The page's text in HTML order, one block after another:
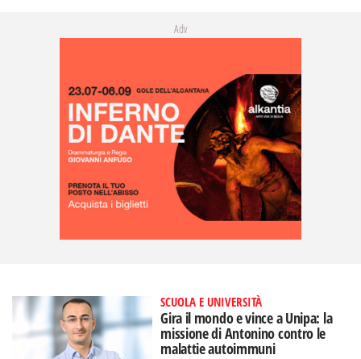
Adv
SCUOLA E UNIVERSITÀ
Gira il mondo e vince a Unipa: la
missione di Antonino contro le
malattie autoimmuni